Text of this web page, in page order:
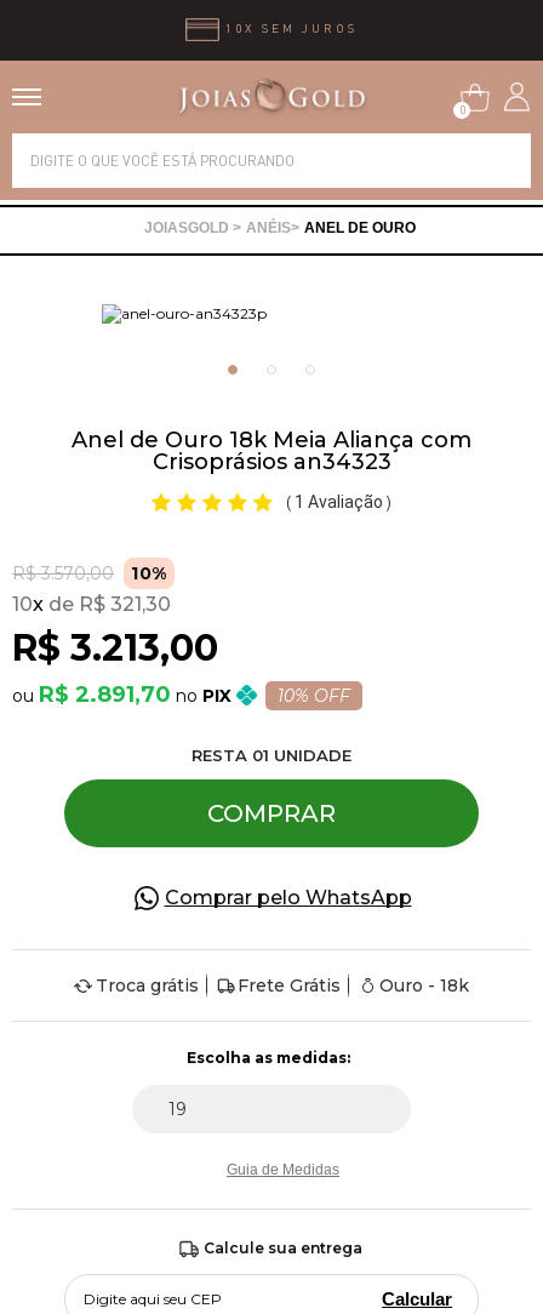
10X SEM JUROS
0
ANÉIS ANEL DE OURO
Anel de Ouro 18k Meia Aliança com
Crisoprásios an34323
( 1 Avaliação )
R$ 3.570,00 10%
R$ 3.213,00
10x R$ 321,30
R$ 2.891,70 PIX 10% OFF
RESTA 01 UNIDADE
COMPRAR
Comprar pelo WhatsApp
Troca grátis Frete Grátis Ouro - 18k
Guia de Medidas
Calcule sua entrega
Calcular
Alianças
Brincos
Gargantilhas
Pulseiras
Piercing
Pedras Preciosas
Presente
OFERTAS